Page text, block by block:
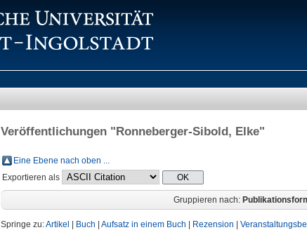
Veröffentlichungen "Ronneberger-Sibold, Elke"
Eine Ebene nach oben ...
Exportieren als
Gruppieren nach:
Springe zu:Artikel Buch Aufsatz in einem Buch Rezension